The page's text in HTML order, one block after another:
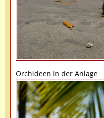
Orchideen in der Anlage